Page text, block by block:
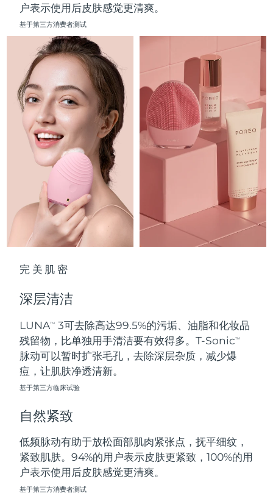
户表示使用后皮肤感觉更清爽。
基于第三方消费者测试
完美肌密
深层清洁
LUNATM
3可去除高达99.5%的污垢、油脂和化妆品
残留物，比单独用手清洁要有效得多。T-SonicTM
脉动可以暂时扩张毛孔，去除深层杂质，减少爆
痘，让肌肤净透清新。
基于第三方临床试验
自然紧致
低频脉动有助于放松面部肌肉紧张点，抚平细纹，
紧致肌肤。94%的用户表示皮肤更紧致，100%的用
户表示使用后皮肤感觉更清爽。
基于第三方消费者测试
马耳他
墨西哥 8/14/26
摩纳哥 预计送达日期
荷兰 预计送达日期 8/10/26
新西兰 预计送达日期 8/10/26
挪威 8/10/26
8/13/26
菲律宾 预计送达日期 8/13/26
波兰 预计送达日期8/11/26
葡萄牙
波多黎各
卡塔尔 预计送达日期 8/11/26
留尼汪 预计送达日期 8/15/26
罗马尼亚
俄罗斯
沙特阿拉伯 预计送达日期8/11/26
新加坡